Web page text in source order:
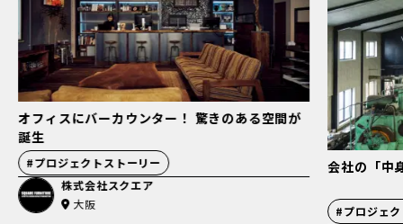
オフィスにバーカウンター！ 驚きのある空間が
誕生
#プロジェクトストーリー
株式会社スクエア
大阪
会社の「中
#プロジェ